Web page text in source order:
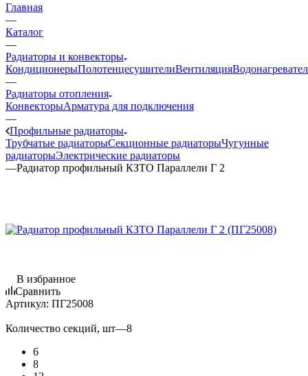
Главная
—
Каталог
—
Радиаторы и конвекторы
КондиционерыПолотенцесушителиВентиляция
—
Радиаторы отопления
КонвекторыАрматура для подключения
—
Профильные радиаторы
Трубчатые радиаторыСекционные радиаторыЧугунные
радиаторыЭлектрические радиаторы
—Радиатор профильный КЗТО Параллели Г 2
В избранное
Сравнить
Артикул: ПГ25008
Количество секций, шт—8
6
8